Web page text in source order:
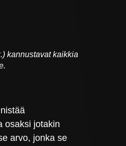
kannustavat kaikkia
osaksi jotakin
arvo, jonka se